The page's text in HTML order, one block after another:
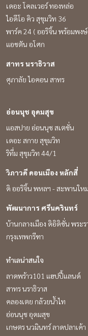
เดอะ โคลเวอร์ ทองหล่อ
ไอดีโอ คิว สุขุมวิท 36
พาร์ค 24 ( ออริจิ้น พร้อมพง
แอชตัน อโศก
สาทร นราธิวาส
ศุภาลัย ไอคอน สาทร
อ่อนนุช อุดมสุข
แอสปาย อ่อนนุช สเตชั่น
เดอะ สกาย สุขุมวิท
ริทึ่ม สุขุมวิท 44/1
วิภาวดี ดอนเมือง หลักสี่
ดิ ออริจิ้น พหลฯ - สะพานให
พัฒนาการ ศรีนครินทร์
บ้านกลางเมือง ดิอิดิชั่น พระร
กรุงเทพกรีฑา
ทำเลน่าสนใจ
ลาดพร้าว101 แฮปปี้แลนด์
สาทร นราธิวาส
คลองเตย กล้วยน้ำไท
อ่อนนุช อุดมสุข
เกษตร นวมินทร์ ลาดปลาเค้า